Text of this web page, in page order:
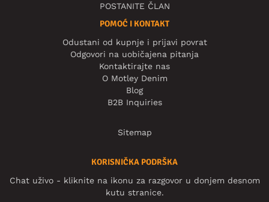
POSTANITE ČLAN
POMOĆ I KONTAKT
Odustani od kupnje i prijavi povrat
Odgovori na uobičajena pitanja
Kontaktirajte nas
O Motley Denim
Blog
B2B Inquiries
Sitemap
KORISNIČKA PODRŠKA
Chat uživo - kliknite na ikonu za razgovor u donjem desnom
kutu stranice.